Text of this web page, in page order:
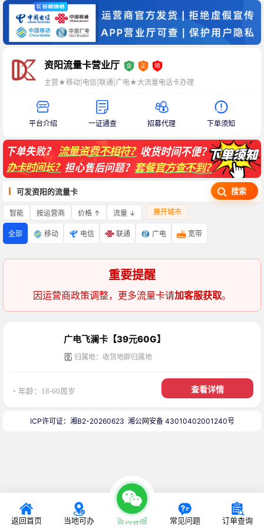
资阳流量卡营业厅
主营★移动|电信|联通|广电★大流量电话卡办理
平台介绍 一证通查 招募代理 下单须知
可发资阳的流量卡 搜索
智能 按运营商 价格 ↑ 流量 ↓ 展开城市
全部 移动 电信 联通 广电 宽带
重要提醒
因运营商政策调整，更多流量卡请加客服获取。
广电飞澜卡【39元60G】
归属地：收货地即归属地
・年龄：18-60周岁 查看详情
返回首页 当地可办 咨询客服 常见问题 订单查询
ICP许可证：湘B2-20260623 湘公网安备 43010402001240号